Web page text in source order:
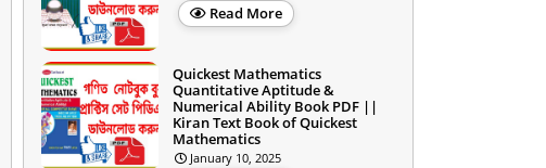
Read More
Quickest Mathematics
Quantitative Aptitude &
Numerical Ability Book PDF ||
Kiran Text Book of Quickest
Mathematics
January 10, 2025